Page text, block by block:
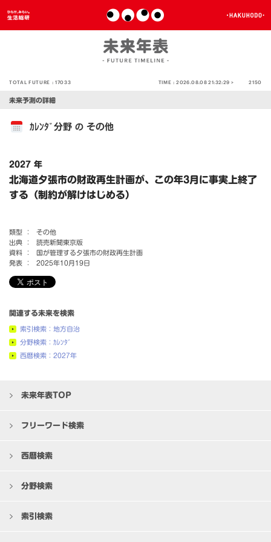
TOTAL FUTURE :17033 TIME :2026.08.08 21:32:29 > 2150
未来予測の詳細
ｶﾚﾝﾀﾞ分野 の その他
2027 年
北海道夕張市の財政再生計画が、この年3月に事実上終了
する（制約が解けはじめる）
類型 ：
その他
出典 ：
読売新聞東京版
資料 ：
国が管理する夕張市の財政再生計画
発表 ：
2025年10月19日
関連する未来を検索
索引検索：地方自治
分野検索：ｶﾚﾝﾀﾞ
西暦検索：2027年
未来年表TOP
フリーワード検索
西暦検索
分野検索
索引検索